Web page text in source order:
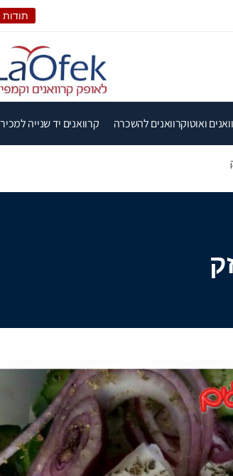
ואוטוקרוואנים להשכרה קרוואנים יד שנייה